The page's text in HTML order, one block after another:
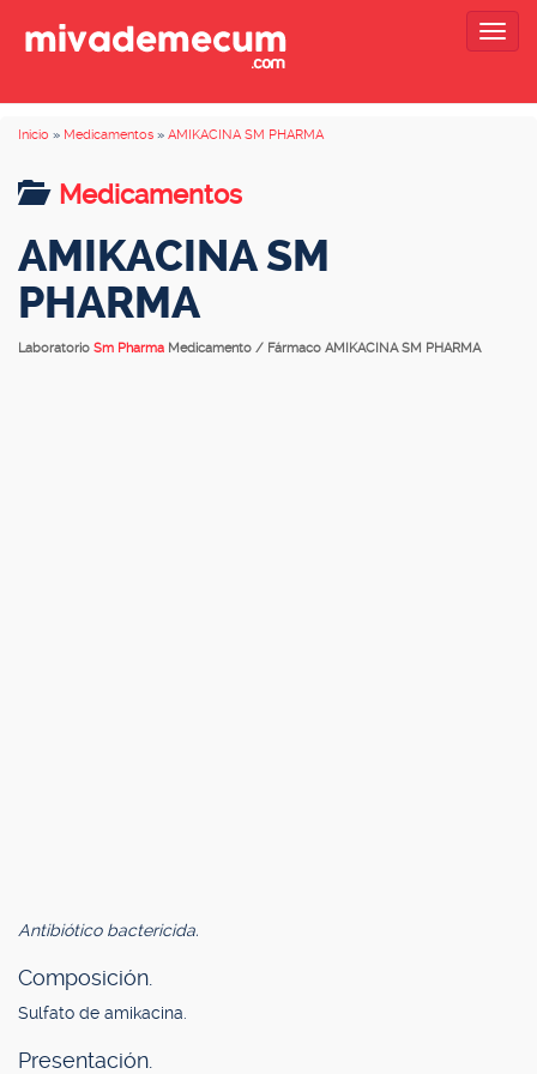
Inicio » Medicamentos » AMIKACINA SM PHARMA
Medicamentos
AMIKACINA SM
PHARMA
Laboratorio Sm Pharma Medicamento / Fármaco AMIKACINA SM PHARMA
Antibiótico bactericida.
Composición.
Sulfato de amikacina.
Presentación.